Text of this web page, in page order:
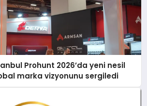
Prohunt 2026’da yeni nesil
marka vizyonunu sergiledi